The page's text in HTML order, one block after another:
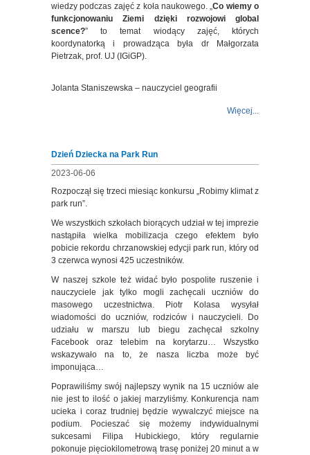
wiedzy podczas zajęć z koła naukowego. „Co wiemy o
funkcjonowaniu Ziemi dzięki rozwojowi global
scence?” to temat wiodący zajęć, których
koordynatorką i prowadząca była dr Małgorzata
Pietrzak, prof. UJ (IGiGP).
Jolanta Staniszewska – nauczyciel geografii
Więcej...
Dzień Dziecka na Park Run
2023-06-06
Rozpoczął się trzeci miesiąc konkursu „Robimy klimat z
park run”.
We wszystkich szkołach biorących udział w tej imprezie
nastąpiła wielka mobilizacja czego efektem było
pobicie rekordu chrzanowskiej edycji park run, który od
3 czerwca wynosi 425 uczestników.
W naszej szkole też widać było pospolite ruszenie i
nauczyciele jak tylko mogli zachęcali uczniów do
masowego uczestnictwa. Piotr Kolasa wysyłał
wiadomości do uczniów, rodziców i nauczycieli. Do
udziału w marszu lub biegu zachęcał szkolny
Facebook oraz telebim na korytarzu… Wszystko
wskazywało na to, że nasza liczba może być
imponująca…
Poprawiliśmy swój najlepszy wynik na 15 uczniów ale
nie jest to ilość o jakiej marzyliśmy. Konkurencja nam
ucieka i coraz trudniej będzie wywalczyć miejsce na
podium. Pocieszać się możemy indywidualnymi
sukcesami Filipa Hubickiego, który regularnie
pokonuje pięciokilometrową trasę poniżej 20 minut a w